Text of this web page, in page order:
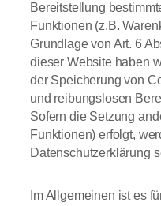
Bereitstellung
Funktionen (z.B.
Grundlage von Art. 6
dieser Website haben
der Speicherung von
und reibungslosen
Sofern die Setzung
Funktionen) erfolgt,
Datenschutzerklärung
Im Allgemeinen ist es